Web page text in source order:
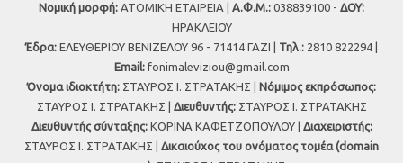
Νομική μορφή: ΑΤΟΜΙΚΗ ΕΤΑΙΡΕΙΑ | Α.Φ.Μ.: 038839100 - ΔΟΥ:
ΗΡΑΚΛΕΙΟΥ
Έδρα: ΕΛΕΥΘΕΡΙΟΥ ΒΕΝΙΖΕΛΟΥ 96 - 71414 ΓΑΖΙ | Τηλ.: 2810 822294 |
Εmail: fonimaleviziou@gmail.com
Όνομα ιδιοκτήτη: ΣΤΑΥΡΟΣ Ι. ΣΤΡΑΤΑΚΗΣ | Νόμιμος εκπρόσωπος:
ΣΤΑΥΡΟΣ Ι. ΣΤΡΑΤΑΚΗΣ | Διευθυντής:ΣΤΑΥΡΟΣ Ι. ΣΤΡΑΤΑΚΗΣ
Διευθυντής σύνταξης:ΚΟΡΙΝΑ ΚΑΦΕΤΖΟΠΟΥΛΟΥ | Διαχειριστής:
ΣΤΑΥΡΟΣ Ι. ΣΤΡΑΤΑΚΗΣ | Δικαιούχος του ονόματος τομέα (domain